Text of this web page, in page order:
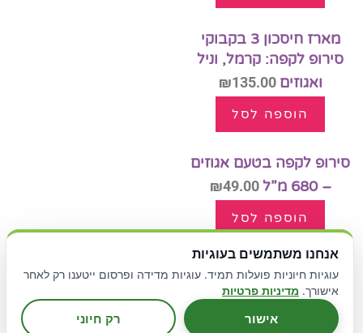
מארז חיסכון 3 בקבוקי
סירופ לקפה: קרמל, וניל
ואגוזים
₪135.00
הוספה לסל
סירופ לקפה בטעם אגוזים
– 680 מ”ל
₪49.00
הוספה לסל
סירופ לקפה בטעם וניל –
680 מ”ל
₪49.00
הוספה לסל
אנחנו משתמשים בעוגיות
עוגיות חיוניות פועלות תמיד. עוגיות מדידה ופרסום ייטענו רק לאחר
אישורך. מדיניות פרטיות
אישור רק חיוני